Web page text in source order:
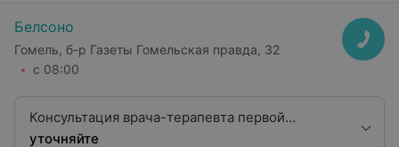
Белсоно
Гомель, б-р Газеты Гомельская правда, 32
с 08:00
Консультация врача-терапевта первой
квалификационной категории
уточняйте